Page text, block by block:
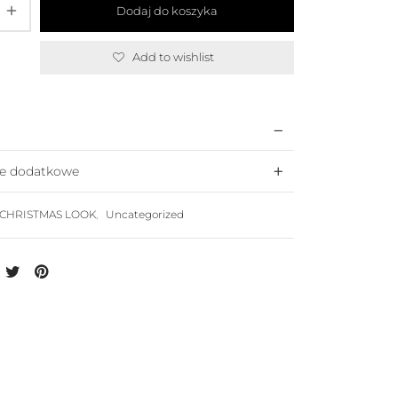
Dodaj do koszyka
Add to wishlist
dodatkowe
CHRISTMAS LOOK, Uncategorized